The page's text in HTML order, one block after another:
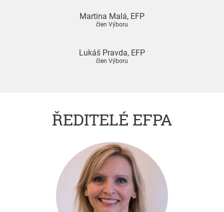
Martina Malá, EFP
člen Výboru
Lukáš Pravda, EFP
člen Výboru
ŘEDITELÉ EFPA